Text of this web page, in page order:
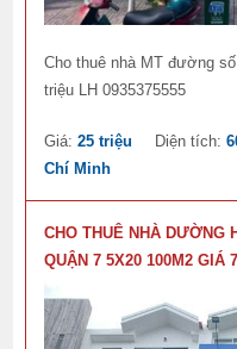
Cho thuê nhà MT đường
triệu LH 0935375555
Giá:25 triệu Diện tích:
Chí Minh
CHO THUÊ NHÀ DƯỜNG
QUẬN 7 5X20 100M2 GIÁ